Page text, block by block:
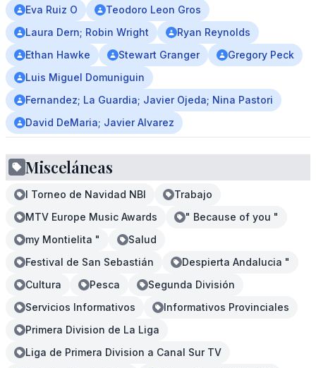
Eva Ruiz O
Teodoro Leon Gros
Laura Dern; Robin Wright
Ryan Reynolds
Ethan Hawke
Stewart Granger
Gregory Peck
Luis Miguel Domuniguin
Fernandez; La Guardia; Javier Ojeda; Nina Pastori
David DeMaria; Javier Alvarez
Misceláneas
I Torneo de Navidad NBI
Trabajo
MTV Europe Music Awards
" Because of you "
my Montielita "
Salud
Festival de San Sebastián
Despierta Andalucia "
Cultura
Pesca
Segunda División
Servicios Informativos
Informativos Provinciales
Primera Division de La Liga
Liga de Primera Division a Canal Sur TV